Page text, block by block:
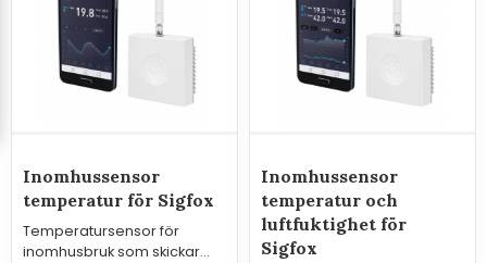
Inomhussensor
temperatur för Sigfox
Temperatursensor för
inomhusbruk som skickar
Inomhussensor
temperatur och
luftfuktighet för
Sigfox